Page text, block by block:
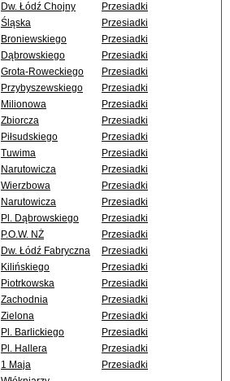
Dw. Łódź Chojny
Przesiadki
Śląska
Przesiadki
Broniewskiego
Przesiadki
Dąbrowskiego
Przesiadki
Grota-Roweckiego
Przesiadki
Przybyszewskiego
Przesiadki
Milionowa
Przesiadki
Zbiorcza
Przesiadki
Piłsudskiego
Przesiadki
Tuwima
Przesiadki
Narutowicza
Przesiadki
Wierzbowa
Przesiadki
Narutowicza
Przesiadki
Pl. Dąbrowskiego
Przesiadki
P.O.W. NŻ
Przesiadki
Dw. Łódź Fabryczna
Przesiadki
Kilińskiego
Przesiadki
Piotrkowska
Przesiadki
Zachodnia
Przesiadki
Zielona
Przesiadki
Pl. Barlickiego
Przesiadki
Pl. Hallera
Przesiadki
1 Maja
Przesiadki